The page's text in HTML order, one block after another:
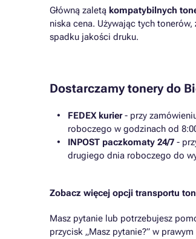
Główną zaletą kompatybilnych
niska cena. Używając tych tonerów,
spadku jakości druku.
Dostarczamy tonery do
FEDEX kurier- przy
roboczego w godzinach od
INPOST paczkomaty 24/7 -
drugiego dnia roboczego do
Zobacz więcej opcji transportu
Masz pytanie lub potrzebujesz
przycisk „Masz pytanie?” w